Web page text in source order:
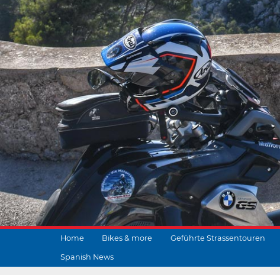
Home Bikes & more Geführte Strassentouren
Spanish News